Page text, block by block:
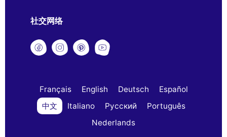
社交网络
Français English Deutsch
Español
中文
Italiano Русский
Português
Nederlands